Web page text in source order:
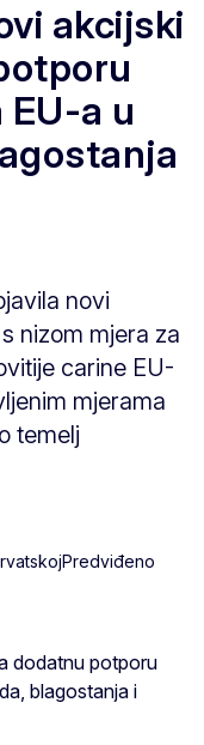
akcijski
a u
novi
nizom mjera za
carine EU-
mjerama
temelj
Predviđeno